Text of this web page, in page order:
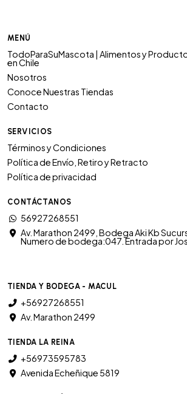
MENÚ
TodoParaSuMascota | Alimentos y
en Chile
Nosotros
Conoce Nuestras Tiendas
Contacto
SERVICIOS
Términos y Condiciones
Política de Envío, Retiro y Retracto
Política de privacidad
CONTÁCTANOS
56927268551
Av. Marathon 2499, Bodega Aki Kb
Numero de bodega:047. Entrada por
TIENDA Y BODEGA - MACUL
+56927268551
Av. Marathon 2499
TIENDA LA REINA
+56973595783
Avenida Echeñique 5819